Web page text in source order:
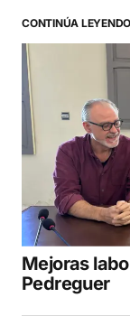
CONTINÚA LEYENDO
Mejoras
Pedreguer